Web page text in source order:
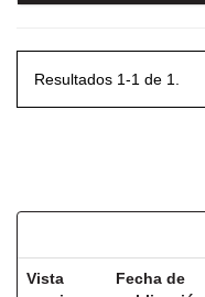
Resultados 1-1 de 1.
Vista
Fecha de